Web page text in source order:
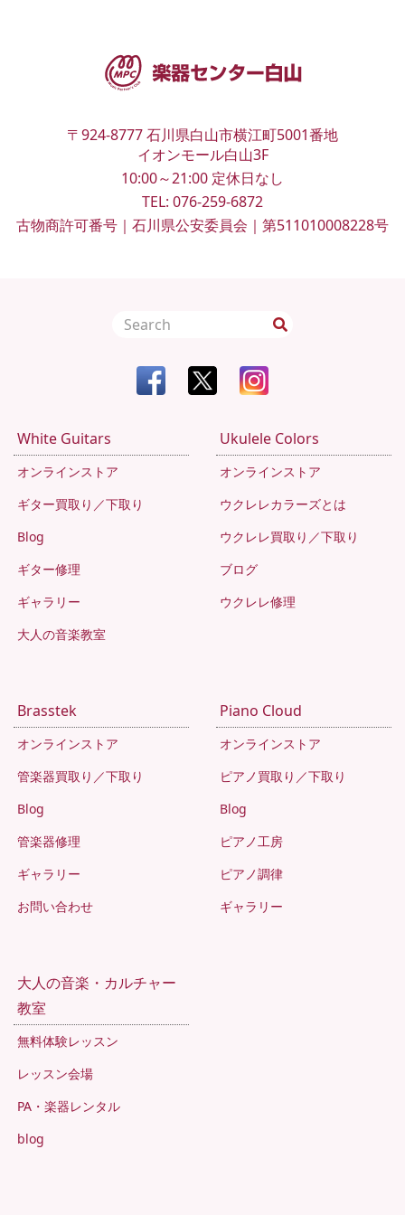
〒924-8777石川県白山市横江町5001番地
イオンモール白山3F
10:00～21:00 定休日なし
TEL: 076-259-6872
古物商許可番号｜石川県公安委員会｜第511010008228号
White Guitars
オンラインストア
ギター買取り／下取り
Blog
ギター修理
ギャラリー
大人の音楽教室
Ukulele Colors
オンラインストア
ウクレレカラーズとは
ウクレレ買取り／下取り
ブログ
ウクレレ修理
Brasstek
オンラインストア
管楽器買取り／下取り
Blog
管楽器修理
ギャラリー
お問い合わせ
Piano Cloud
オンラインストア
ピアノ買取り／下取り
Blog
ピアノ工房
ピアノ調律
ギャラリー
大人の音楽・カルチャー
教室
無料体験レッスン
レッスン会場
PA・楽器レンタル
blog